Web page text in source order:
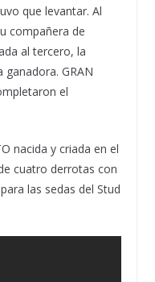
que levantar. Al
compañera de
al tercero, la
GRAN
el
nacida y criada en el
cuatro derrotas con
las sedas del Stud